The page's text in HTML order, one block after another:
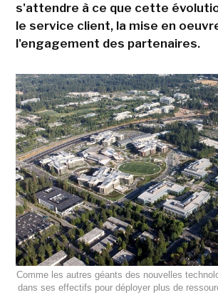
s'attendre à ce que cette
le service client, la mise en
l'engagement des partenaires.
Comme les autres géants des nouvelles
dans ses effectifs pour déployer plus de